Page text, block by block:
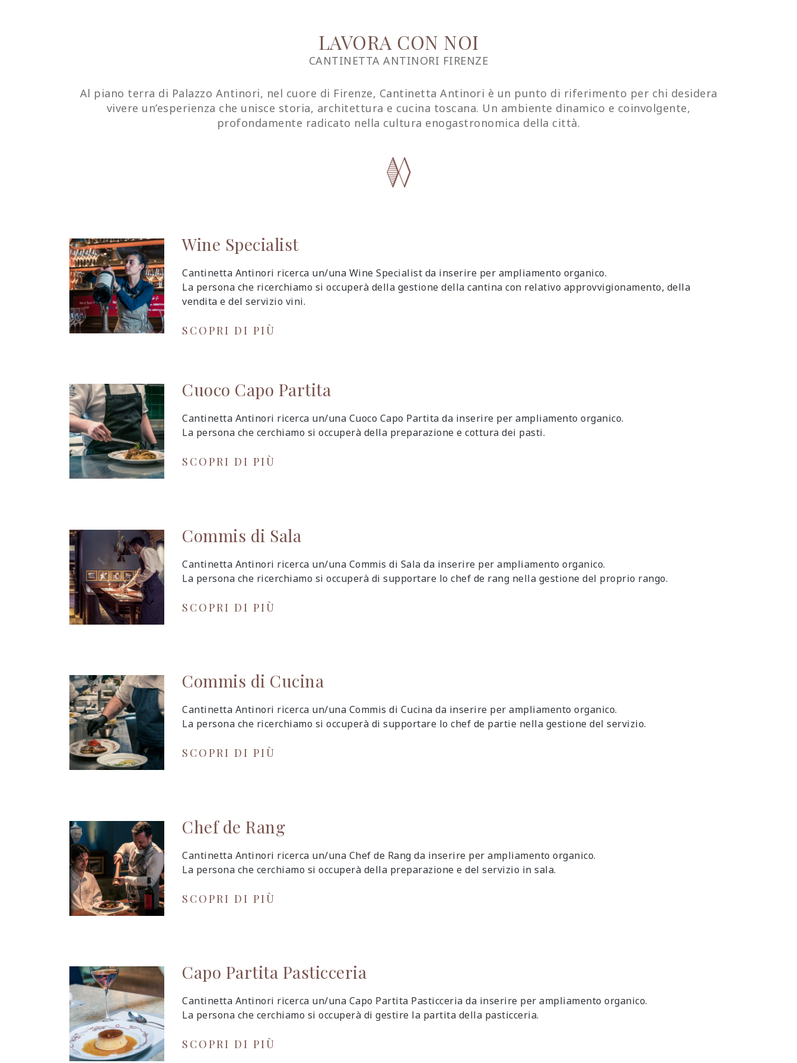
LAVORA CON NOI
CANTINETTA ANTINORI FIRENZE
Al piano terra di Palazzo Antinori, nel cuore di Firenze, Cantinetta Antinori è un punto di riferimento per chi desidera
vivere un’esperienza che unisce storia, architettura e cucina toscana. Un ambiente dinamico e coinvolgente,
profondamente radicato nella cultura enogastronomica della città.
Wine Specialist
Cantinetta Antinori ricerca un/una Wine Specialist da inserire per ampliamento organico.
La persona che ricerchiamo si occuperà della gestione della cantina con relativo approvvigionamento, della
vendita e del servizio vini.
SCOPRI DI PIÙ
Cuoco Capo Partita
Cantinetta Antinori ricerca un/una Cuoco Capo Partita da inserire per ampliamento organico.
La persona che cerchiamo si occuperà della preparazione e cottura dei pasti.
SCOPRI DI PIÙ
Commis di Sala
Cantinetta Antinori ricerca un/una Commis di Sala da inserire per ampliamento organico.
La persona che ricerchiamo si occuperà di supportare lo chef de rang nella gestione del proprio rango.
SCOPRI DI PIÙ
Commis di Cucina
Cantinetta Antinori ricerca un/una Commis di Cucina da inserire per ampliamento organico.
La persona che ricerchiamo si occuperà di supportare lo chef de partie nella gestione del servizio.
SCOPRI DI PIÙ
Chef de Rang
Cantinetta Antinori ricerca un/una Chef de Rang da inserire per ampliamento organico.
La persona che cerchiamo si occuperà della preparazione e del servizio in sala.
SCOPRI DI PIÙ
Capo Partita Pasticceria
Cantinetta Antinori ricerca un/una Capo Partita Pasticceria da inserire per ampliamento organico.
La persona che cerchiamo si occuperà di gestire la partita della pasticceria.
SCOPRI DI PIÙ